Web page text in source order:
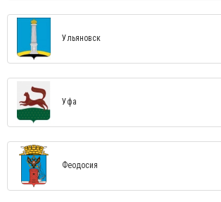
Ульяновск
Уфа
Феодосия